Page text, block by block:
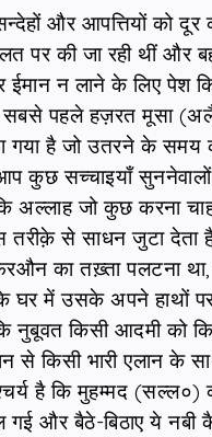
और आपत्तियों को दूर
पर की जा रही थीं और
ईमान न लाने के लिए पेश
सबसे पहले हज़रत मूसा
गया है जो उतरने के समय
कुछ सच्चाइयाँ सुननेवालों
अल्लाह जो कुछ करना
तरीक़े से साधन जुटा देता
का तख़्ता पलटना
घर में उसके अपने हाथों
नुबूवत किसी आदमी को
किसी भारी एलान के
है कि मुहम्मद
गई और बैठे-बिठाए ये नबी